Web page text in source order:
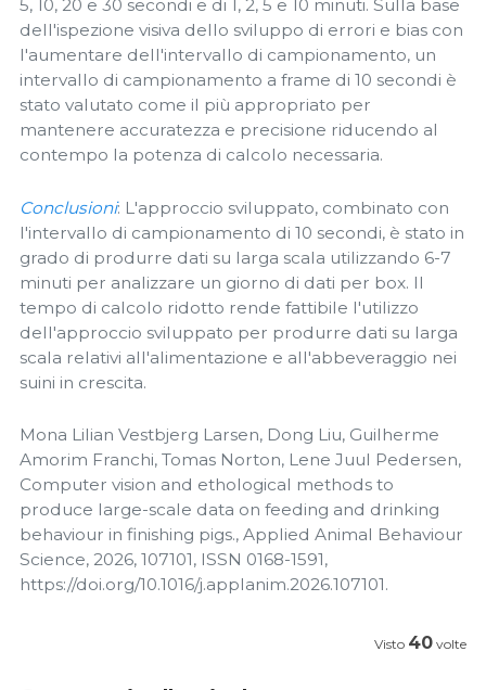
5, 10, 20 e 30 secondi e di 1, 2, 5 e 10 minuti. Sulla base
dell'ispezione visiva dello sviluppo di errori e bias con
l'aumentare dell'intervallo di campionamento, un
intervallo di campionamento a frame di 10 secondi è
stato valutato come il più appropriato per
mantenere accuratezza e precisione riducendo al
contempo la potenza di calcolo necessaria.
Conclusioni: L'approccio sviluppato, combinato con
l'intervallo di campionamento di 10 secondi, è stato in
grado di produrre dati su larga scala utilizzando 6-7
minuti per analizzare un giorno di dati per box. Il
tempo di calcolo ridotto rende fattibile l'utilizzo
dell'approccio sviluppato per produrre dati su larga
scala relativi all'alimentazione e all'abbeveraggio nei
suini in crescita.
Mona Lilian Vestbjerg Larsen, Dong Liu, Guilherme
Amorim Franchi, Tomas Norton, Lene Juul Pedersen,
Computer vision and ethological methods to
produce large-scale data on feeding and drinking
behaviour in finishing pigs., Applied Animal Behaviour
Science, 2026, 107101, ISSN 0168-1591,
https://doi.org/10.1016/j.applanim.2026.107101.
Visto 40 volte